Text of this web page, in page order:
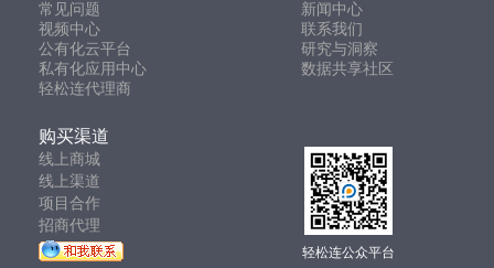
常见问题
新闻中心
视频中心
联系我们
公有化云平台
研究与洞察
私有化应用中心
数据共享社区
轻松连代理商
购买渠道
线上商城
线上渠道
项目合作
招商代理
轻松连公众平台